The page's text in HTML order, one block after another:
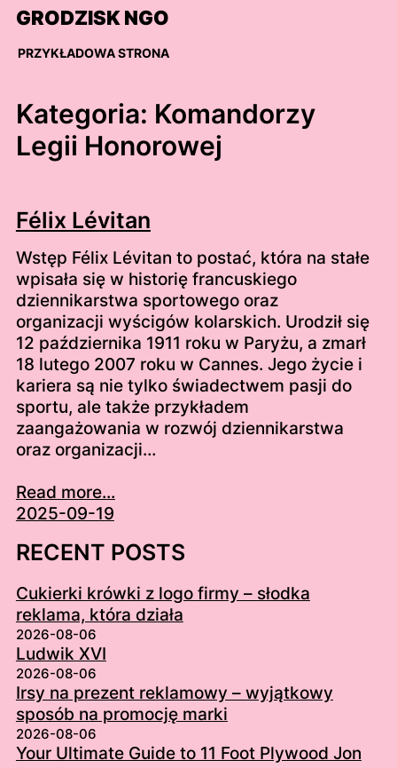
Skip
content
GRODZISK NGO
PRZYKŁADOWA STRONA
Kategoria: Komandorzy
Legii Honorowej
Félix Lévitan
Wstęp Félix Lévitan to postać, która na stałe
wpisała się w historię francuskiego
dziennikarstwa sportowego oraz
organizacji wyścigów kolarskich. Urodził się
12 października 1911 roku w Paryżu, a zmarł
18 lutego 2007 roku w Cannes. Jego życie i
kariera są nie tylko świadectwem pasji do
sportu, ale także przykładem
zaangażowania w rozwój dziennikarstwa
oraz organizacji…
Read more...
2025-09-19
RECENT POSTS
Cukierki krówki z logo firmy – słodka
reklama, która działa
2026-08-06
Ludwik XVI
2026-08-06
Irsy na prezent reklamowy – wyjątkowy
sposób na promocję marki
2026-08-06
Your Ultimate Guide to 11 Foot Plywood Jon